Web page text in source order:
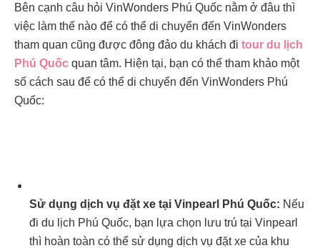
Bên cạnh câu hỏi VinWonders Phú Quốc nằm ở đâu thì
việc làm thế nào để có thể di chuyển đến VinWonders
tham quan cũng được đông đảo du khách đi tour du lịch
Phú Quốc quan tâm. Hiện tại, bạn có thể tham khảo một
số cách sau để có thể di chuyển đến VinWonders Phú
Quốc:
Sử dụng dịch vụ đặt xe tại Vinpearl Phú Quốc: Nếu
đi du lịch Phú Quốc, bạn lựa chọn lưu trú tại Vinpearl
thì hoàn toàn có thể sử dụng dịch vụ đặt xe của khu